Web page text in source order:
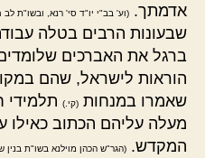
אדמתך. (וע' בב"י יו"ד סי' רנא, ובשו"ת לב
שבעונות הרבים בטלה
ברגל את האברכים שלומדים
הוראות לישראל, שהם
שאמרו במנחות (קי.) תלמידי
מעלה עליהם הכתוב כאילו
המקדש. (הגר"ש הכהן מוילנא בשו"ת בנין